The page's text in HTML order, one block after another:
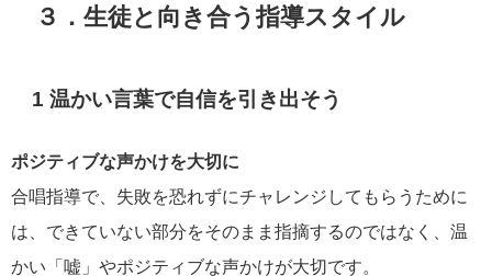
３．生徒と向き合う指導スタイル
1 温かい言葉で自信を引き出そう
ポジティブな声かけを大切に
合唱指導で、失敗を恐れずにチャレンジしてもらうために
は、できていない部分をそのまま指摘するのではなく、温
かい「嘘」やポジティブな声かけが大切です。